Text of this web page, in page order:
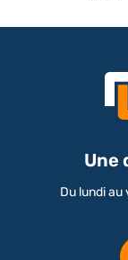
Une
Du lundi